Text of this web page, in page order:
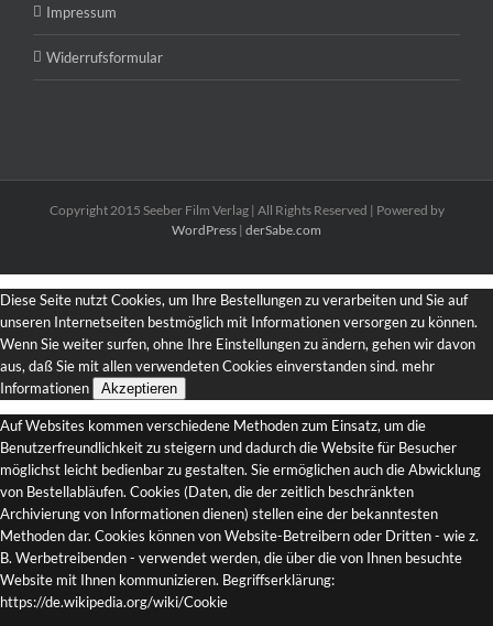
Impressum
Widerrufsformular
Copyright 2015 Seeber Film Verlag | All Rights Reserved | Powered by
WordPress | derSabe.com
Diese Seite nutzt Cookies, um Ihre Bestellungen zu verarbeiten und Sie auf
unseren Internetseiten bestmöglich mit Informationen versorgen zu können.
Wenn Sie weiter surfen, ohne Ihre Einstellungen zu ändern, gehen wir davon
aus, daß Sie mit allen verwendeten Cookies einverstanden sind. mehr
Informationen
Akzeptieren
Auf Websites kommen verschiedene Methoden zum Einsatz, um die
Benutzerfreundlichkeit zu steigern und dadurch die Website für Besucher
möglichst leicht bedienbar zu gestalten. Sie ermöglichen auch die Abwicklung
von Bestellabläufen. Cookies (Daten, die der zeitlich beschränkten
Archivierung von Informationen dienen) stellen eine der bekanntesten
Methoden dar. Cookies können von Website-Betreibern oder Dritten - wie z.
B. Werbetreibenden - verwendet werden, die über die von Ihnen besuchte
Website mit Ihnen kommunizieren. Begriffserklärung:
https://de.wikipedia.org/wiki/Cookie